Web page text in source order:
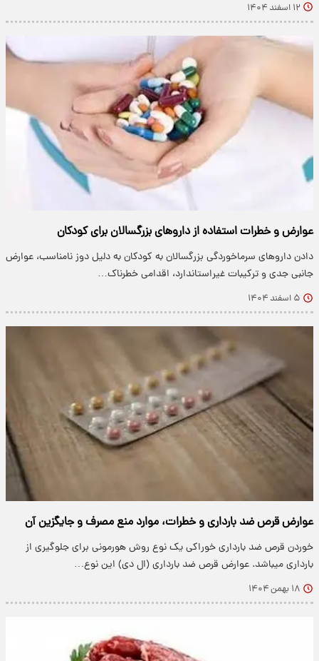
۱۲ اسفند ۱۴۰۴
عوارض و خطرات استفاده از داروهای بزرگسالان برای کودکان
دادن داروهای سرماخوردگی بزرگسالان به کودکان به دلیل دوز نامناسب، عوارض
جانبی جدی و ترکیبات غیراستاندارد، اقدامی خطرناک…
۵ اسفند ۱۴۰۴
عوارض قرص ضد بارداری و خطرات، موارد منع مصرف و جایگزین آن
خوردن قرص ضد بارداری خوراکی یک نوع روش هورمونی برای جلوگیری از
بارداری میباشد. عوارض قرص ضد بارداری (ال دی) این نوع…
۱۸ بهمن ۱۴۰۴